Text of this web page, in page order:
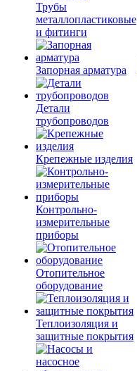
Трубы
металлопластиковые
и фитинги
Запорная арматура
Детали
трубопроводов
Крепежные изделия
Контрольно-
измерительные
приборы
Отопительное
оборудование
Теплоизоляция и
защитные покрытия